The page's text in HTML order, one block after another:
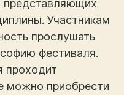
представляющих
Участникам
прослушать
фестиваля.
проходит
можно приобрести